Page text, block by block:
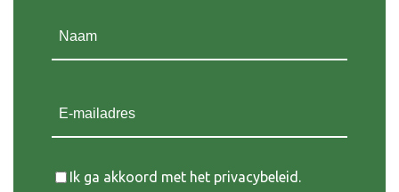
Instemming
Ik ga akkoord met het privacybeleid.